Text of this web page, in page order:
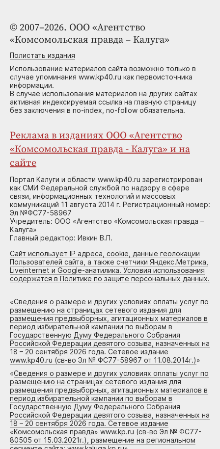
© 2007–2026. ООО «Агентство
«Комсомольская правда – Калуга»
Полистать издания
Использование материалов сайта возможно только в
случае упоминания www.kp40.ru как первоисточника
информации.
В случае использования материалов на других сайтах
активная индексируемая ссылка на главную страницу
без заключения в no-index, no-follow обязательна.
Реклама в изданиях ООО «Агентство
«Комсомольская правда - Калуга» и на
сайте
Портал Калуги и области www.kp40.ru зарегистрирован
как СМИ Федеральной службой по надзору в сфере
связи, информационных технологий и массовых
коммуникаций 11 августа 2014 г. Регистрационный номер:
Эл №ФС77-58967
Учредитель: ООО «Агентство «Комсомольская правда –
Калуга»
Главный редактор: Ивкин В.П.
Сайт использует IP адреса, cookie, данные геолокации
Пользователей сайта, а также счетчики Яндекс.Метрика,
Liveinternet и Google-анатилика. Условия использования
содержатся в Политике по защите персональных данных.
«Сведения о размере и других условиях оплаты услуг по
размещению на страницах сетевого издания для
размещения предвыборных, агитационных материалов в
период избирательной кампании по выборам в
Государственную Думу Федерального Собрания
Российской Федерации девятого созыва, назначенных на
18 – 20 сентября 2026 года. Сетевое издание
www.kp40.ru (св-во Эл № ФС77-58967 от 11.08.2014г.)»
«Сведения о размере и других условиях оплаты услуг по
размещению на страницах сетевого издания для
размещения предвыборных, агитационных материалов в
период избирательной кампании по выборам в
Государственную Думу Федерального Собрания
Российской Федерации девятого созыва, назначенных на
18 – 20 сентября 2026 года. Сетевое издание
«Комсомольская правда» www.kp.ru (св-во Эл № ФС77-
80505 от 15.03.2021г.), размещение на региональном